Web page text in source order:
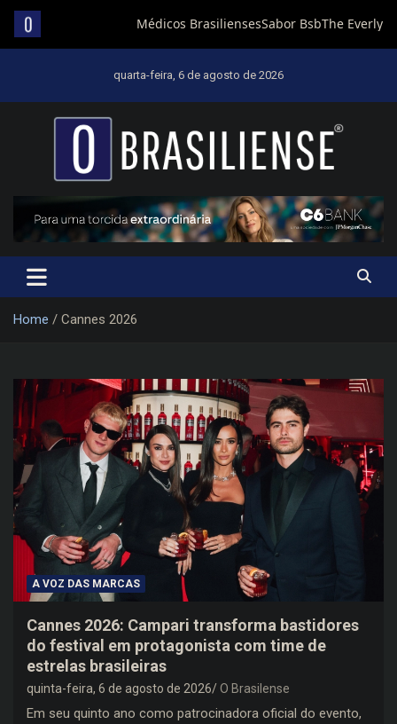
quarta-feira, 6 de agosto de 2026
Um diário de notícias que trabalha por Brasília
Home Cannes 2026
A VOZ DAS MARCAS
Cannes 2026: Campari transforma bastidores
do festival em protagonista com time de
estrelas brasileiras
quinta-feira, 6 de agosto de 2026 O Brasilense
Em seu quinto ano como patrocinadora oficial do evento,